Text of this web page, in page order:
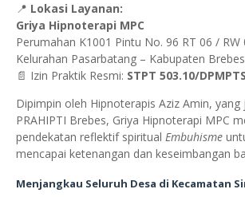
📍 Lokasi Layanan:
Griya Hipnoterapi MPC
Perumahan K1001 Pintu No. 96 RT 06 / RW
Kelurahan Pasarbatang – Kabupaten Brebes
📄 Izin Praktik Resmi: STPT 503.10/
Dipimpin oleh Hipnoterapis Aziz Amin, yang
PRAHIPTI Brebes, Griya Hipnoterapi MPC
pendekatan reflektif spiritual Embuhisme
mencapai ketenangan dan keseimbangan
Menjangkau Seluruh Desa di Kecamatan